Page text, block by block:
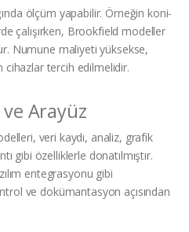
ölçüm yapabilir. Örneğin koni-
çalışırken, Brookfield modeller
Numune maliyeti yüksekse,
tercih edilmelidir.
Arayüz
veri kaydı, analiz, grafik
gibi özelliklerle donatılmıştır.
entegrasyonu gibi
ve dokümantasyon açısından